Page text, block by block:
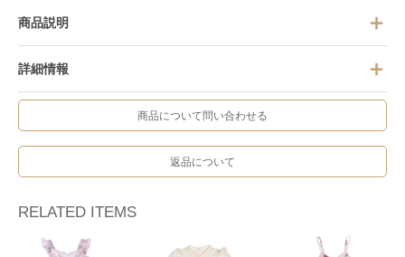
商品説明
詳細情報
商品について問い合わせる
返品について
RELATED ITEMS